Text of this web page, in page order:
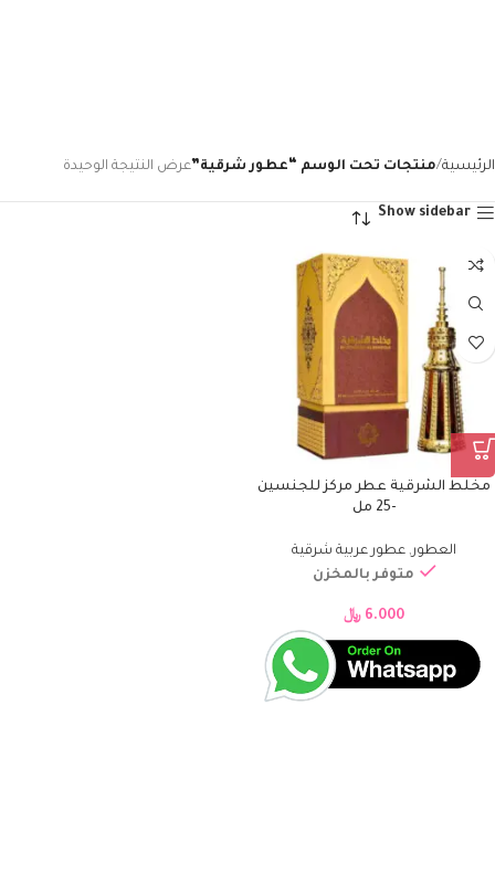
الرئيسية منتجات تحت الوسم “عطور شرقية”عرض النتيجة الوحيدة
Show sidebar
مخلط الشرقية عطر مركز للجنسين
-25 مل
العطور , عطور عربية شرقية
متوفر بالمخزن
6.000 ﷼